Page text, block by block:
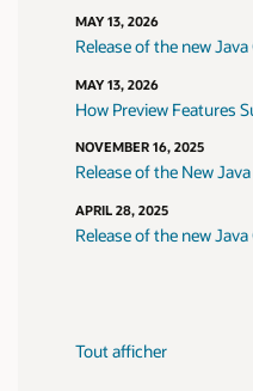
MAY 13, 2026
Release of the new
MAY 13, 2026
How Preview Features
NOVEMBER 16, 2025
Release of the New
APRIL 28, 2025
Release of the new
Tout afficher